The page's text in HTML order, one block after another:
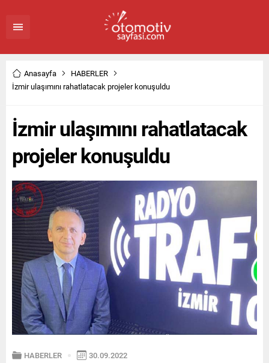
Anasayfa
HABERLER
İzmir ulaşımını rahatlatacak projeler konuşuldu
İzmir ulaşımını rahatlatacak
projeler konuşuldu
HABERLER 30.09.2022